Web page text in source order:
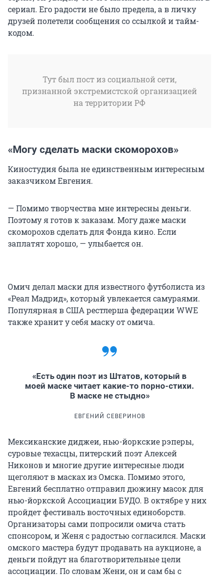
сериал. Его радости не было предела, а в личку
друзей полетели сообщения со ссылкой и тайм-
кодом.
Тут был пост из социальной сети,
признанной экстремистской организацией
на территории РФ
«Могу сделать маски скоморохов»
Киностудия была не единственным интересным
заказчиком Евгения.
— Помимо творчества мне интересны деньги.
Поэтому я готов к заказам. Могу даже маски
скоморохов сделать для Фонда кино. Если
заплатят хорошо, — улыбается он.
Омич делал маски для известного футболиста из
«Реал Мадрид», который увлекается самураями.
Популярная в США рестлерша федерации WWE
также хранит у себя маску от омича.
«Есть один поэт из Штатов, который в
моей маске читает какие-то порно-стихи.
В маске не стыдно»
ЕВГЕНИЙ СЕВЕРИНОВ
Мексиканские диджеи, нью-йоркские рэперы,
суровые техасцы, питерский поэт Алексей
Никонов и многие другие интересные люди
щеголяют в масках из Омска. Помимо этого,
Евгений бесплатно отправил дюжину масок для
нью-йоркской Ассоциации БУДО. В октябре у них
пройдет фестиваль восточных единоборств.
Организаторы сами попросили омича стать
спонсором, и Женя с радостью согласился. Маски
омского мастера будут продавать на аукционе, а
деньги пойдут на благотворительные цели
ассоциации. По словам Жени, он и сам бы с